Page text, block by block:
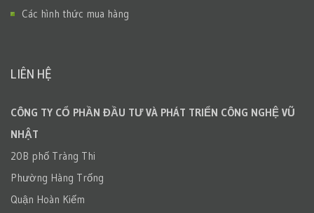
Các hình thức mua hàng
LIÊN HỆ
CÔNG TY CỔ PHẦN ĐẦU TƯ VÀ PHÁT TRIỂN CÔNG NGHỆ VŨ
NHẬT
20B phố Tràng Thi
Phường Hàng Trống
Quận Hoàn Kiếm